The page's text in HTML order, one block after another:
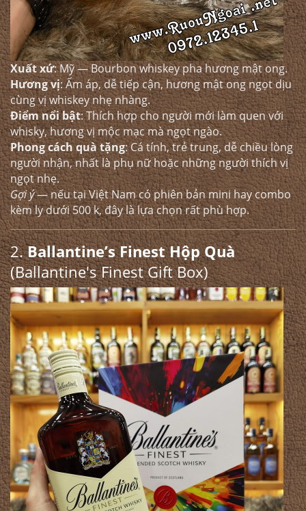
Xuất xứ: Mỹ — Bourbon whiskey pha hương mật ong.
Hương vị: Ấm áp, dễ tiếp cận, hương mật ong ngọt dịu
cùng vị whiskey nhẹ nhàng.
Điểm nổi bật: Thích hợp cho người mới làm quen với
whisky, hương vị mộc mạc mà ngọt ngào.
Phong cách quà tặng: Cá tính, trẻ trung, dễ chiều lòng
người nhận, nhất là phụ nữ hoặc những người thích vị
ngọt nhẹ.
Gợi ý— nếu tại Việt Nam có phiên bản mini hay combo
kèm ly dưới 500 k, đây là lựa chọn rất phù hợp.
2.Ballantine’s Finest Hộp Quà
(Ballantine's Finest Gift Box)